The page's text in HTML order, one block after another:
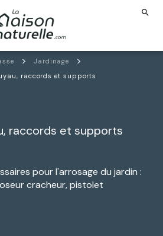
search
Jardinage
raccords et supports
raccords et supports
pour l'arrosage du jardin :
cracheur, pistolet